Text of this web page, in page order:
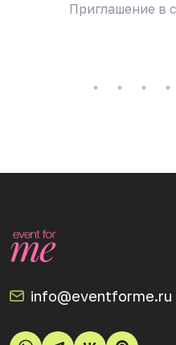
Приглашение в
info@eventforme.ru